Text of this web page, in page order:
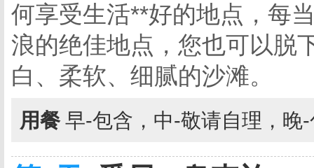
何享受生活**好的地点，每
浪的绝佳地点，您也可以脱
白、柔软、细腻的沙滩。
用餐 早-包含，中-敬请自理，晚